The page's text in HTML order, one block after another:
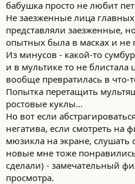
бабушка просто не любит
Не заезженные лица
представляли заезженные,
опытных была в масках и не
Из минусов - какой-то
и в мультике то не блистала
вообще превратилась в что-
Попытка перетащить
ростовые куклы...
Но вот если
негатива, если смотреть на
мюзикла на экране, слушать
новые мне тоже
сделали) - замечательный
просмотра.